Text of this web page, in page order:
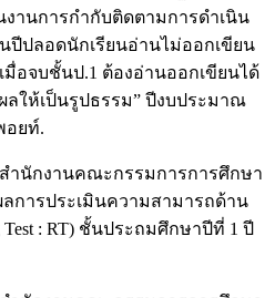
งานการกำกับติดตามการดำเนิน
นปีปลอดนักเรียนอ่านไม่ออกเขียน
มื่อจบชั้นป.1 ต้องอ่านออกเขียนได้
ลให้เป็นรูปธรรม” ปีงบประมาณ
อยท์.
ำนักงานคณะกรรมการการศึกษา
ลการประเมินความสามารถด้าน
Test : RT) ชั้นประถมศึกษาปีที่ 1 ปี